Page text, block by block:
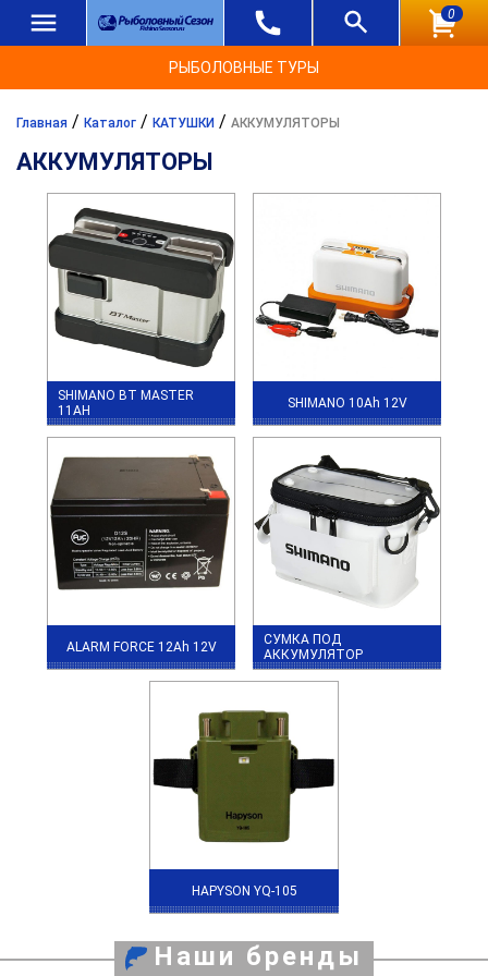
0
РЫБОЛОВНЫЕ ТУРЫ
Главная / Каталог / КАТУШКИ / АККУМУЛЯТОРЫ
АККУМУЛЯТОРЫ
SHIMANO BT MASTER
11AH
SHIMANO 10Ah 12V
ALARM FORCE 12Ah 12V
СУМКА ПОД
АККУМУЛЯТОР
HAPYSON YQ-105
Наши бренды